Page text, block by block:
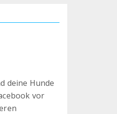
deine Hunde
vor